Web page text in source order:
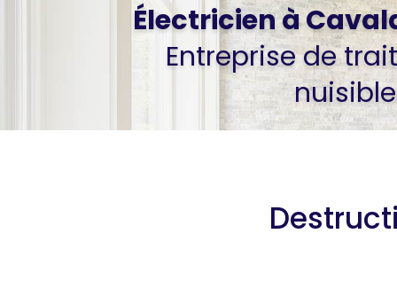
Électricienà
Entreprise de